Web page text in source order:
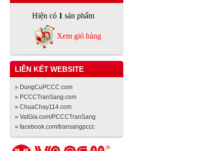
Hiện có 1 sản phẩm
Xem giỏ hàng
LIÊN KẾT WEBSITE
» DungCuPCCC.com
» PCCCTranSang.com
» ChuaChay114.com
» VatGia.com/PCCCTranSang
» facebook.com/transangpccc